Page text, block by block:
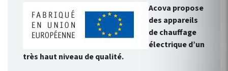
Acova propose
des appareils
de chauffage
électrique d’un
très haut niveau de qualité.